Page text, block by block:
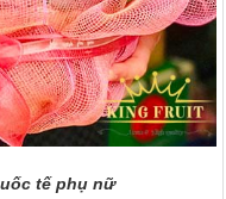
tế phụ nữ